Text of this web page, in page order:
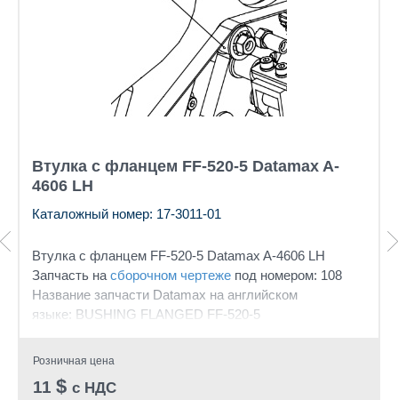
Втулка с фланцем FF-520-5 Datamax A-
4606 LH
Каталожный номер: 17-3011-01
Втулка с фланцем FF-520-5 Datamax A-4606 LH
Запчасть на сборочном чертеже под номером: 108
Название запчасти Datamax на английском
языке: BUSHING FLANGED FF-520-5
Розничная цена
11 $ с НДС